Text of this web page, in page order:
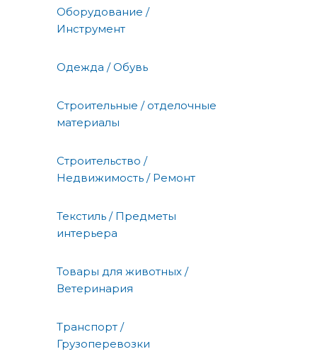
Оборудование /
Инструмент
Одежда / Обувь
Строительные / отделочные
материалы
Строительство /
Недвижимость / Ремонт
Текстиль / Предметы
интерьера
Товары для животных /
Ветеринария
Транспорт /
Грузоперевозки